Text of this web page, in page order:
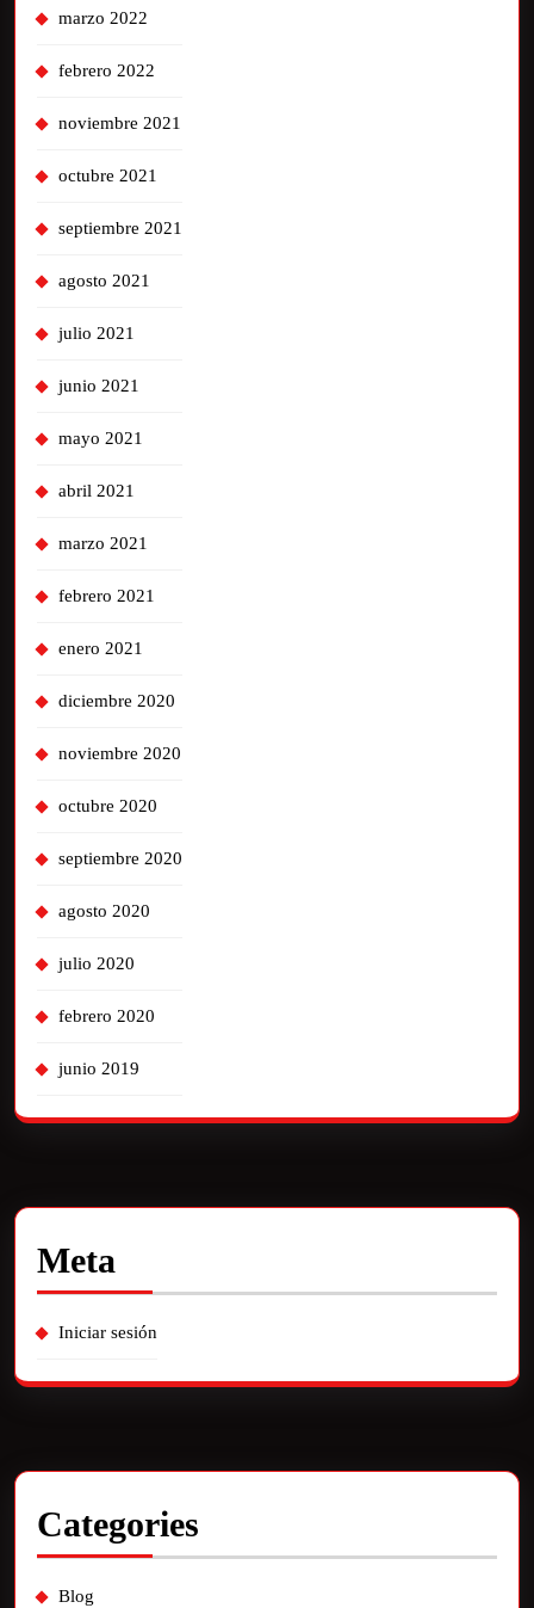
marzo 2022
febrero 2022
noviembre 2021
octubre 2021
septiembre 2021
agosto 2021
julio 2021
junio 2021
mayo 2021
abril 2021
marzo 2021
febrero 2021
enero 2021
diciembre 2020
noviembre 2020
octubre 2020
septiembre 2020
agosto 2020
julio 2020
febrero 2020
junio 2019
Meta
Iniciar sesión
Categories
Blog